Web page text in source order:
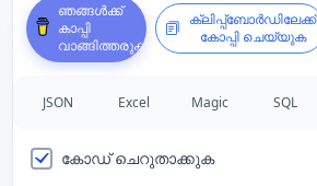
ഞങ്ങൾക്ക്
കാപ്പി
വാങ്ങിത്തരുക
ക്ലിപ്പ്ബോർഡിലേക്ക്
കോപ്പി ചെയ്യുക
JSON Excel Magic SQL
കോഡ് ചെറുതാക്കുക